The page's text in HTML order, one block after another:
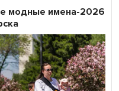
модные имена-2026